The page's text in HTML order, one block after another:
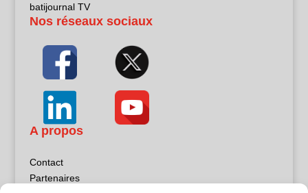
batijournal TV
Nos réseaux sociaux
A propos
Contact
Partenaires